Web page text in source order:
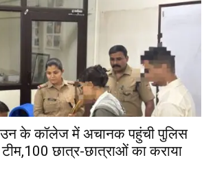
के कॉलेज में अचानक पहुंची पुलिस
छात्र-छात्राओं का कराया